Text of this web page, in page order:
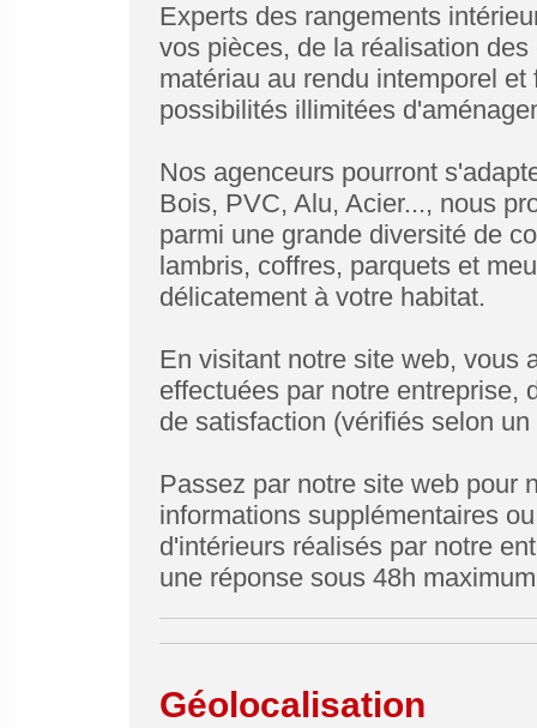
Experts des rangements
vos pièces, de la réalisation
matériau au rendu intemporel
possibilités illimitées
Nos agenceurs pourront
Bois, PVC, Alu, Acier..., nous
parmi une grande diversité de
lambris, coffres, parquets et
délicatement à votre habitat.
En visitant notre site web, vous
effectuées par notre entreprise,
de satisfaction (vérifiés selon
Passez par notre site web pour
informations supplémentaires
d'intérieurs réalisés par notre
une réponse sous 48h
Géolocalisation